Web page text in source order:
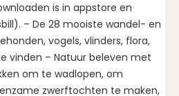
is in appstore en
– De 28 mooiste wandel- en
vogels, vlinders, flora,
vinden – Natuur beleven met
om te wadlopen, om
zwerftochten te maken,